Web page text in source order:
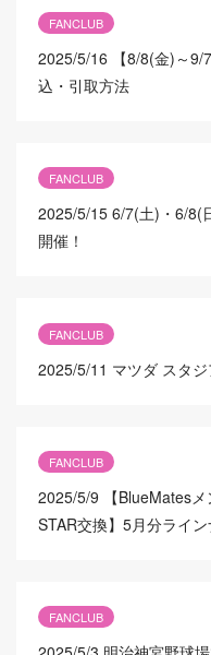
FANCLUB
2025/5/16
【8/8(金)～
込・引取方法
FANCLUB
2025/5/15 6/7(土)・6/8(
開催！
FANCLUB
2025/5/11 マツダ スタ
FANCLUB
2025/5/9
【BlueMates
STAR交換】5月分ライン
FANCLUB